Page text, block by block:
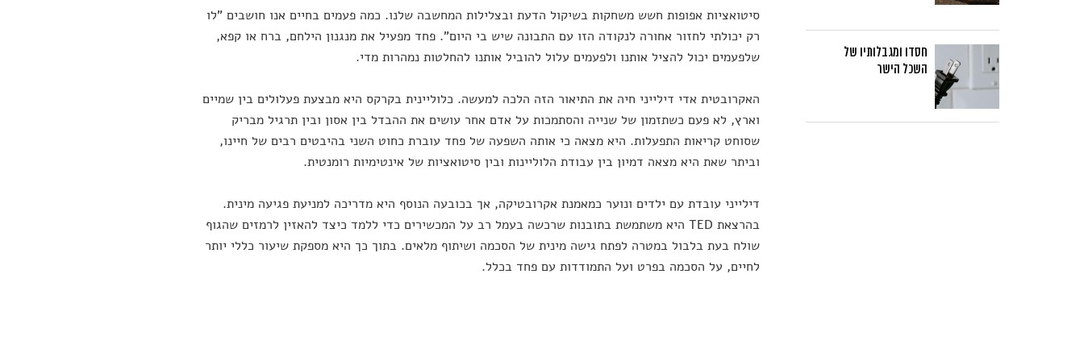
סיטואציות אפופות חשש משחקות בשיקול הדעת ובצלילות המחשבה שלנו. כמה פעמים בחיים אנו חושבים "לו
רק יכולתי לחזור אחורה לנקודה הזו עם התבונה שיש בי היום". פחד מפעיל את מנגנון הילחם, ברח או קפא,
שלפעמים יכול להציל אותנו ולפעמים עלול להוביל אותנו להחלטות נמהרות מדי.
האקרובטית אדי דילייני חיה את התיאור הזה הלכה למעשה. כלוליינית בקרקס היא מבצעת פעלולים בין שמיים
וארץ, לא פעם כשתזמון של שנייה והסתמכות על אדם אחר עושים את ההבדל בין אסון ובין תרגיל מבריק
שסוחט קריאות התפעלות. היא מצאה כי אותה השפעה של פחד עוברת כחוט השני בהיבטים רבים של חיינו,
וביתר שאת היא מצאה דמיון בין עבודת הלוליינות ובין סיטואציות של אינטימיות רומנטית.
דילייני עובדת עם ילדים ונוער כמאמנת אקרובטיקה, אך בכובעה הנוסף היא מדריכה למניעת פגיעה מינית.
בהרצאת TED היא משתמשת בתובנות שרכשה בעמל רב על המכשירים כדי ללמד כיצד להאזין לרמזים שהגוף
שולח בעת בלבול במטרה לפתח גישה מינית של הסכמה ושיתוף מלאים. בתוך כך היא מספקת שיעור כללי יותר
לחיים, על הסכמה בפרט ועל התמודדות עם פחד בכלל.
חסדו ומגבלותיו של
השכל הישר